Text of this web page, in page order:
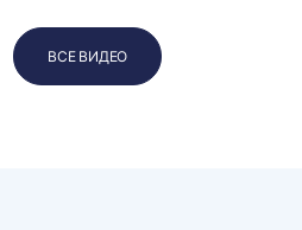
ВСЕ ВИДЕО